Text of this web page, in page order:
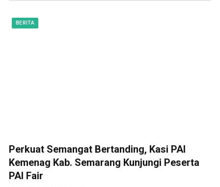
BERITA
Perkuat Semangat Bertanding, Kasi PAI
Kemenag Kab. Semarang Kunjungi Peserta
PAI Fair